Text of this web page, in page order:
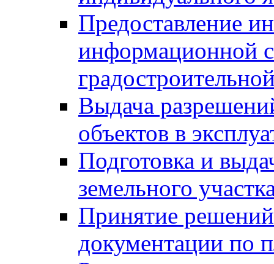
Предоставление
информационной
Выдача
объектов в
Подготовка и
земельного
Принятие
документации по